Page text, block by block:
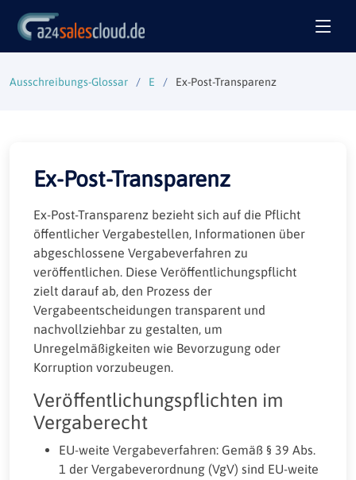
Ausschreibungs-Glossar E Ex-Post-Transparenz
Ex-Post-Transparenz
Ex-Post-Transparenz bezieht sich auf die Pflicht
öffentlicher Vergabestellen, Informationen über
abgeschlossene Vergabeverfahren zu
veröffentlichen. Diese Veröffentlichungspflicht
zielt darauf ab, den Prozess der
Vergabeentscheidungen transparent und
nachvollziehbar zu gestalten, um
Unregelmäßigkeiten wie Bevorzugung oder
Korruption vorzubeugen.
Veröffentlichungspflichten im
Vergaberecht
EU-weite Vergabeverfahren: Gemäß § 39 Abs.
1 der Vergabeverordnung (VgV) sind EU-weite